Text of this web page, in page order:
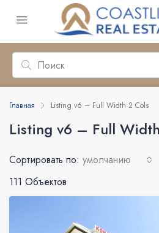
Главная Listing v6 – Full Width 2 Cols
Listing v6 – Full
111 Объектов
Сортировать по: умолчанию